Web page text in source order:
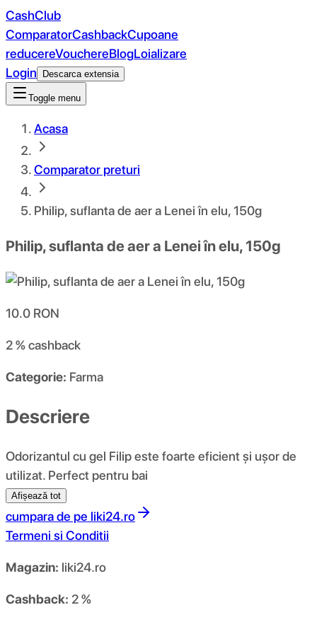
CashClub
ComparatorCashbackCupoane
reducereVouchereBlogLoializare
Login
Descarca extensia
Toggle menu
Acasa
Comparator preturi
Philip, suflanta de aer a Lenei în elu, 150g
Philip, suflanta de aer a Lenei în elu, 150g
10.0 RON
2 %cashback
Categorie: Farma
Descriere
Odorizantul cu gel Filip este foarte eficient și ușor de
utilizat. Perfect pentru bai
Afișează tot
cumpara de pe liki24.ro
Termeni si Conditii
Magazin: liki24.ro
Cashback: 2 %